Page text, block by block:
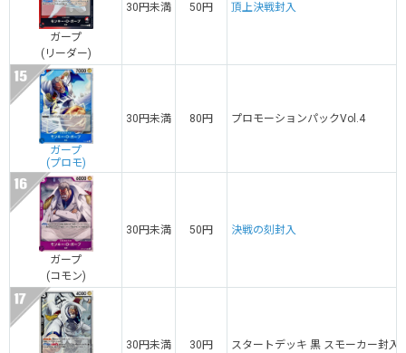
ガープ
(リーダー)
30円未満 50円 頂上決戦封入
ガープ
(プロモ)
30円未満 80円 プロモーションパックVol.4
ガープ
(コモン)
30円未満 50円 決戦の刻封入
30円未満 30円 スタートデッキ 黒 スモーカー封入